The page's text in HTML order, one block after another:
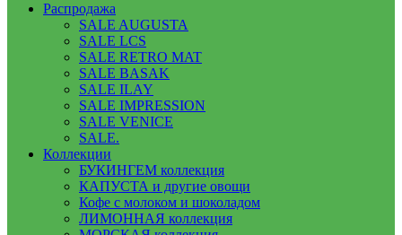
Распродажа
SALE AUGUSTA
SALE LCS
SALE RETRO MAT
SALE BASAK
SALE ILAY
SALE IMPRESSION
SALE VENICE
SALE.
Коллекции
БУКИНГЕМ коллекция
КАПУСТА и другие овощи
Кофе с молоком и шоколадом
ЛИМОННАЯ коллекция